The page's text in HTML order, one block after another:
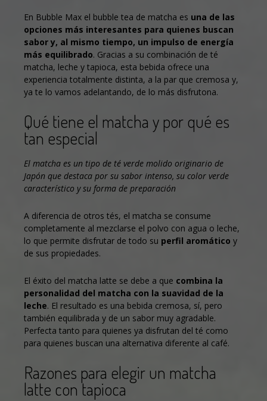
En Bubble Max el bubble tea de matcha es una de las
opciones más interesantes para quienes buscan
sabor y, al mismo tiempo, un impulso de energía
más equilibrado. Gracias a su combinación de té
matcha, leche y tapioca, esta bebida ofrece una
experiencia totalmente distinta, a la par que cremosa y,
ya te lo vamos adelantando, de lo más disfrutona.
Qué tiene el matcha y por qué es
tan especial
El matcha es un tipo de té verde molido originario de
Japón que destaca por su sabor intenso, su color verde
característico y su forma de preparación
A diferencia de otros tés, el matcha se consume
completamente al mezclarse el polvo con agua o leche,
lo que permite disfrutar de todo su perfil aromático y
de sus propiedades.
El éxito del matcha latte se debe a que combina la
personalidad del matcha con la suavidad de la
leche. El resultado es una bebida cremosa, sí, pero
también equilibrada y de un sabor muy agradable.
Perfecta tanto para quienes ya disfrutan del té como
para quienes buscan una alternativa diferente al café.
Razones para elegir un matcha
latte con tapioca